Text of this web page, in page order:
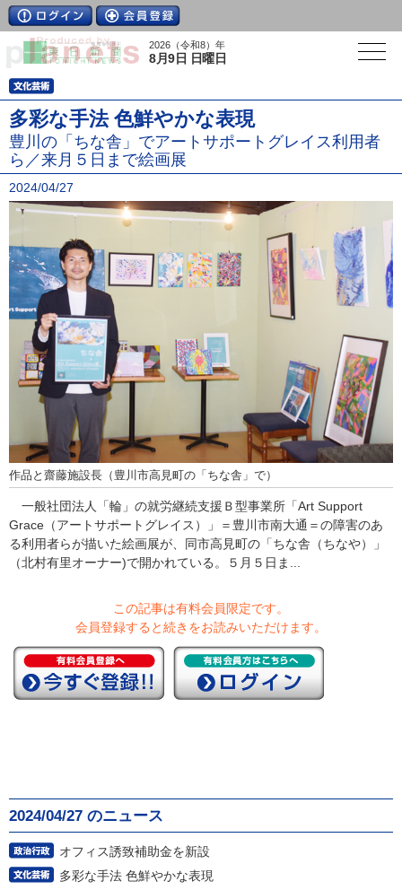
2026（令和8）年
8月9日 日曜日
多彩な手法 色鮮やかな表現
豊川の「ちな舎」でアートサポートグレイス利用者
ら／来月５日まで絵画展
2024/04/27
作品と齋藤施設長（豊川市高見町の「ちな舎」で）
一般社団法人「輪」の就労継続支援Ｂ型事業所「Art Support
Grace（アートサポートグレイス）」＝豊川市南大通＝の障害のあ
る利用者らが描いた絵画展が、同市高見町の「ちな舎（ちなや）」
（北村有里オーナー)で開かれている。５月５日ま...
この記事は有料会員限定です。
会員登録すると続きをお読みいただけます。
2024/04/27 のニュース
オフィス誘致補助金を新設
多彩な手法 色鮮やかな表現